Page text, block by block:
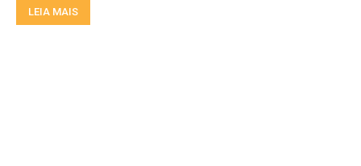
LEIA MAIS